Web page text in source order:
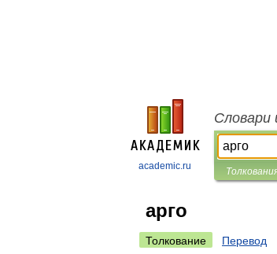
academic.ru
Словари
арго
Толкование Перевод